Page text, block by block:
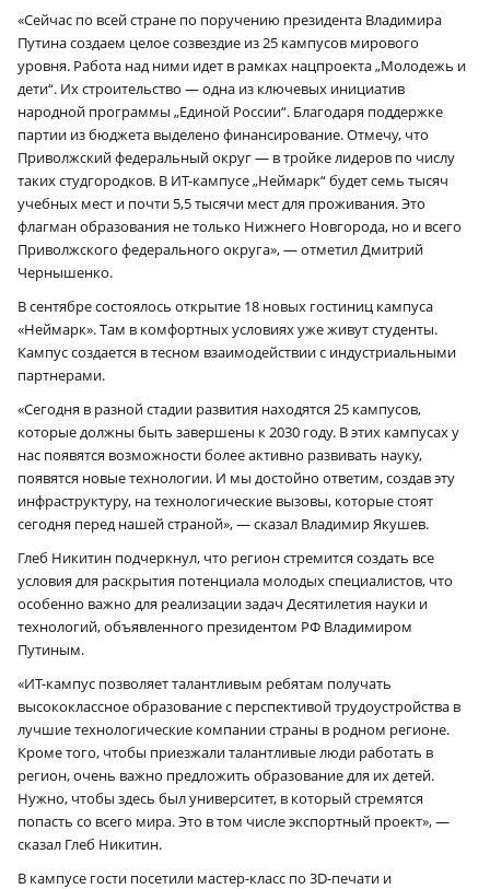
«Сейчас по всей стране по поручению президента Владимира
Путина создаем целое созвездие из 25 кампусов мирового
уровня. Работа над ними идет в рамках нацпроекта „Молодежь и
дети“. Их строительство — одна из ключевых инициатив
народной программы „Единой России“. Благодаря поддержке
партии из бюджета выделено финансирование. Отмечу, что
Приволжский федеральный округ — в тройке лидеров по числу
таких студгородков. В ИТ-кампусе „Неймарк“ будет семь тысяч
учебных мест и почти 5,5 тысячи мест для проживания. Это
флагман образования не только Нижнего Новгорода, но и всего
Приволжского федерального округа», — отметил Дмитрий
Чернышенко.
В сентябре состоялось открытие 18 новых гостиниц кампуса
«Неймарк». Там в комфортных условиях уже живут студенты.
Кампус создается в тесном взаимодействии с индустриальными
партнерами.
«Сегодня в разной стадии развития находятся 25 кампусов,
которые должны быть завершены к 2030 году. В этих кампусах у
нас появятся возможности более активно развивать науку,
появятся новые технологии. И мы достойно ответим, создав эту
инфраструктуру, на технологические вызовы, которые стоят
сегодня перед нашей страной», — сказал Владимир Якушев.
Глеб Никитин подчеркнул, что регион стремится создать все
условия для раскрытия потенциала молодых специалистов, что
особенно важно для реализации задач Десятилетия науки и
технологий, объявленного президентом РФ Владимиром
Путиным.
«ИТ-кампус позволяет талантливым ребятам получать
высококлассное образование с перспективой трудоустройства в
лучшие технологические компании страны в родном регионе.
Кроме того, чтобы приезжали талантливые люди работать в
регион, очень важно предложить образование для их детей.
Нужно, чтобы здесь был университет, в который стремятся
попасть со всего мира. Это в том числе экспортный проект», —
сказал Глеб Никитин.
В кампусе гости посетили мастер-класс по 3D-печати и